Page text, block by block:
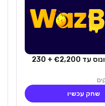
עד 280% בונוס עד €2,200 + 230
שחק עכשיו